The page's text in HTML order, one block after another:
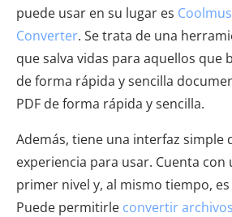
puede usar en su lugar es
Converter. Se trata de una
que salva vidas para aquellos que
de forma rápida y sencilla
PDF de forma rápida y sencilla.
Además, tiene una interfaz simple
experiencia para usar. Cuenta
primer nivel y, al mismo tiempo,
Puede permitirle convertir archivos